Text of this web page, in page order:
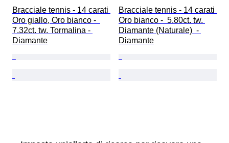
Bracciale tennis - 14 carati
Oro giallo, Oro bianco -
7.32ct. tw. Tormalina -
Diamante
Bracciale tennis - 14 carati
Oro bianco -  5.80ct. tw.
Diamante (Naturale)  -
Diamante